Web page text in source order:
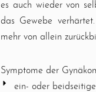
es auch wieder von
das Gewebe
mehr von allein
Symptome der
ein- oder